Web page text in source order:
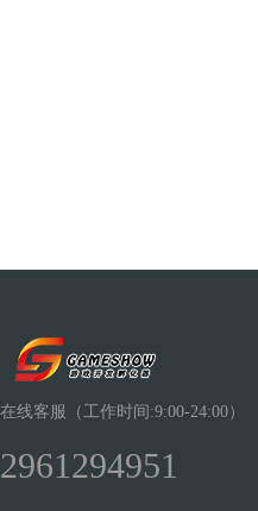
在线客服（工作时间:9:00-24:00）
2961294951